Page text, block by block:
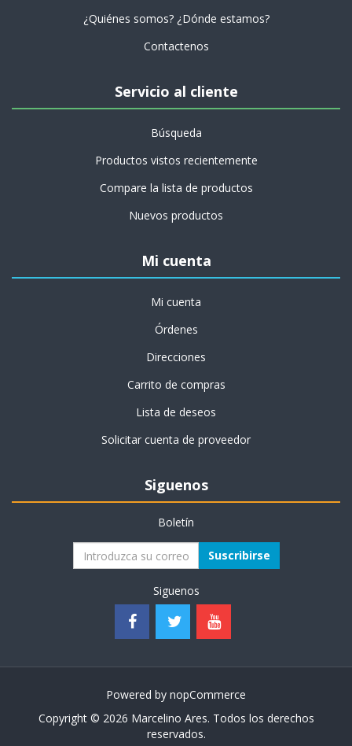
¿Quiénes somos? ¿Dónde estamos?
Contactenos
Servicio al cliente
Búsqueda
Productos vistos recientemente
Compare la lista de productos
Nuevos productos
Mi cuenta
Mi cuenta
Órdenes
Direcciones
Carrito de compras
Lista de deseos
Solicitar cuenta de proveedor
Siguenos
Boletín
Suscribirse
Siguenos
Powered by nopCommerce
Copyright © 2026 Marcelino Ares. Todos los derechos
reservados.